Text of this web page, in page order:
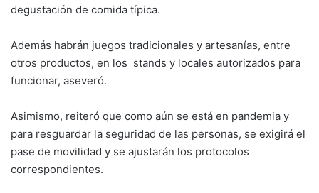
degustación de comida típica.
Además habrán juegos tradicionales y artesanías, entre
otros productos, en los stands y locales autorizados para
funcionar, aseveró.
Asimismo, reiteró que como aún se está en pandemia y
para resguardar la seguridad de las personas, se exigirá el
pase de movilidad y se ajustarán los protocolos
correspondientes.